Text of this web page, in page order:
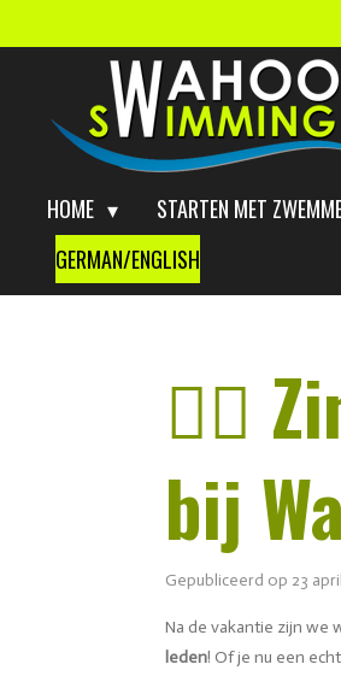
hoofdinhoud
HOME STARTEN MET
GERMAN/ENGLISH
🏊‍♂️
bij
Gepubliceerd op 23
Na de vakantie zijn we
leden! Of je nu een